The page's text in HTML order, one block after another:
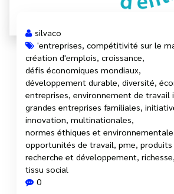
silvaco
'entreprises compétitivité sur le
création d'emplois croissance
défis économiques mondiaux
développement durable diversité
entreprises environnement de travail
grandes entreprises familiales
innovation multinationales
normes éthiques et
opportunités de travail pme produits
recherche et développement richesse
tissu social
0